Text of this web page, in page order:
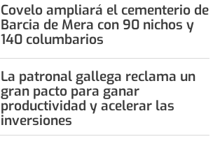
Covelo ampliará el cementerio de
Barcia de Mera con 90 nichos y
140 columbarios
La patronal gallega reclama un
gran pacto para ganar
productividad y acelerar las
inversiones